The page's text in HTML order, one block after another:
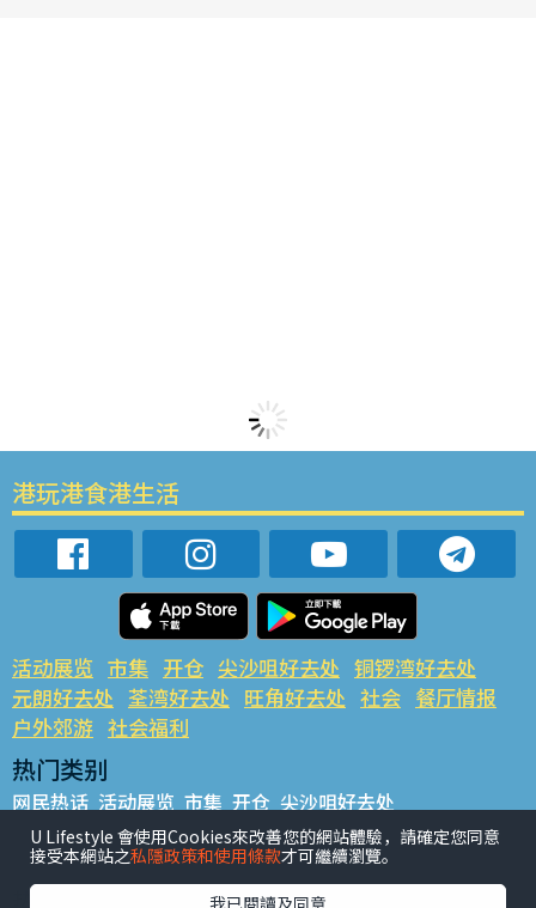
港玩港食港生活
活动展览 市集 开仓 尖沙咀好去处 铜锣湾好去处
元朗好去处 荃湾好去处 旺角好去处 社会 餐厅情报
户外郊游 社会福利
热门类别
网民热话 活动展览 市集 开仓 尖沙咀好去处
铜锣湾好去处 元朗好去处 荃湾好去处 旺角好去处 社会
餐厅情报 户外郊游
热门标签
U Lifestyle 會使用Cookies來改善您的網站體驗，請確定您同意
接受本網站之私隱政策和使用條款才可繼續瀏覽。
我已閱讀及同意